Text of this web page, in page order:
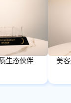
生态伙伴 美